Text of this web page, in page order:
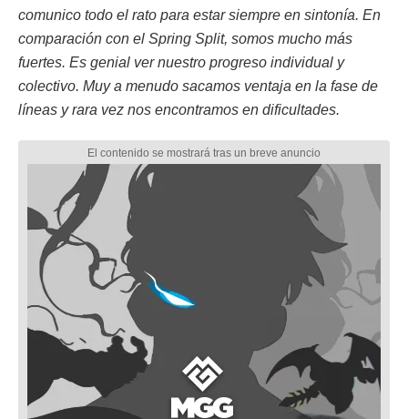
comunico todo el rato para estar siempre en sintonía. En
comparación con el Spring Split, somos mucho más
fuertes. Es genial ver nuestro progreso individual y
colectivo. Muy a menudo sacamos ventaja en la fase de
líneas y rara vez nos encontramos en dificultades.